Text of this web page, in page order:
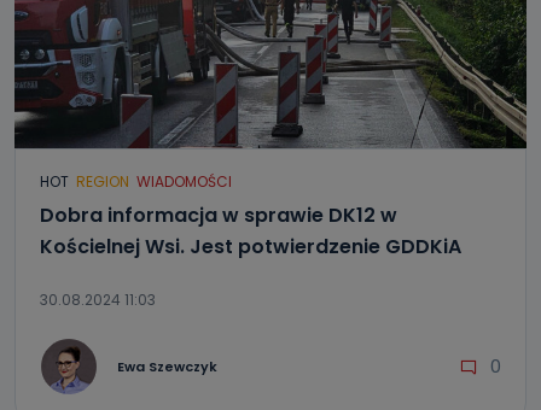
HOT REGION WIADOMOŚCI
Dobra informacja w sprawie DK12 w
Kościelnej Wsi. Jest potwierdzenie GDDKiA
30.08.2024 11:03
Ewa Szewczyk 0